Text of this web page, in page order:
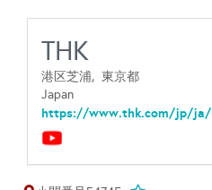
THK
港区芝浦, 東京都
Japan
https://www.thk.com/jp/ja/